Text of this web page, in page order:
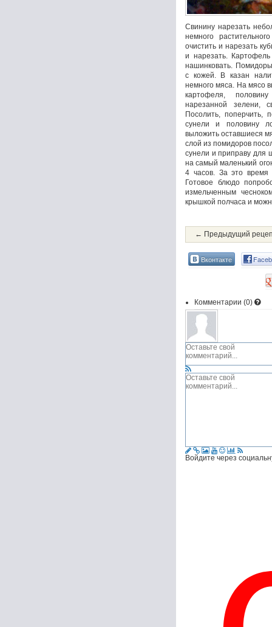
Свинину нарезать
немного
очистить и нарезать
и нарезать.
нашинковать.
с кожей. В казан
немного мяса. На мясо
картофеля,
нарезанной зелени,
Посолить, поперчить,
сунели и половину
выложить оставшиеся
слой из помидоров
сунели и приправу для
на самый маленький
4 часов. За это время
Готовое блюдо
измельченным
крышкой полчаса и
← Предыдущий
Вконтакте
Комментарии (0)
Войдите через